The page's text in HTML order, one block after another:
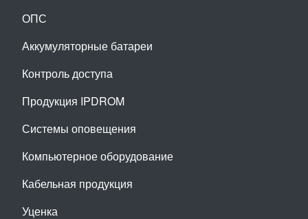
ОПС
Аккумуляторные батареи
Контроль доступа
Продукция IPDROM
Системы оповещения
Компьютерное оборудование
Кабельная продукция
Уценка